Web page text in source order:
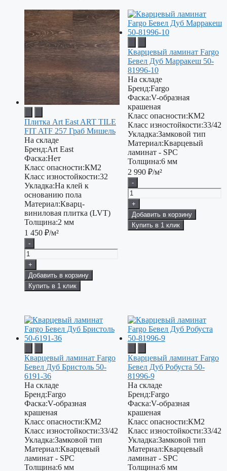
Плитка Art East ART TILE
FIT ATF 257 Граб Мишель
На складе
Бренд:Art East
Фаска:Нет
Класс опасности:КМ2
Класс изностойкости:32
Укладка:На клей к
основанию пола
Материал:Кварц-
виниловая плитка (LVT)
Толщина:2 мм
1 450 ₽/м²
-
+
Добавить в корзину
Купить в 1 клик
Кварцевый ламинат Fargo
Бевел Дуб Марракеш 50-
81996-10
На складе
Бренд:Fargo
Фаска:V-образная
крашеная
Класс опасности:КМ2
Класс изностойкости:33/42
Укладка:Замковой тип
Материал:Кварцевый
ламинат - SPC
Толщина:6 мм
2 990 ₽/м²
-
+
Добавить в корзину
Купить в 1 клик
Кварцевый ламинат Fargo
Бевел Дуб Бристоль 50-
6191-36
На складе
Бренд:Fargo
Фаска:V-образная
крашеная
Класс опасности:КМ2
Класс изностойкости:33/42
Укладка:Замковой тип
Материал:Кварцевый
ламинат - SPC
Толщина:6 мм
Кварцевый ламинат Fargo
Бевел Дуб Робуста 50-
81996-9
На складе
Бренд:Fargo
Фаска:V-образная
крашеная
Класс опасности:КМ2
Класс изностойкости:33/42
Укладка:Замковой тип
Материал:Кварцевый
ламинат - SPC
Толщина:6 мм